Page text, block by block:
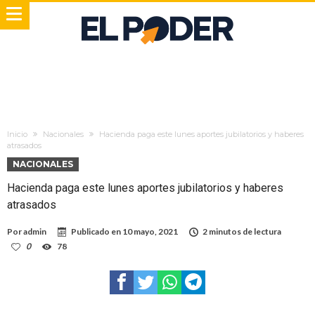
Inicio Nacionales
Hacienda paga este lunes aportes jubilatorios y haberes
atrasados
NACIONALES
Hacienda paga este lunes aportes jubilatorios y haberes
atrasados
Poradmin Publicado en 10 mayo, 2021
2 minutos de lectura
0
78